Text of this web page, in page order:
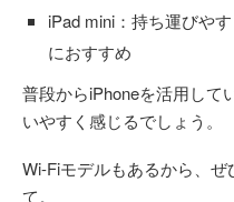
iPad mini：持ち運びや
におすすめ
普段からiPhoneを活用して
いやすく感じるでしょう。
Wi-Fiモデルもあるから、
て。